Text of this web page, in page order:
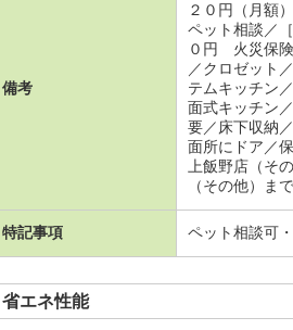
備考
２０円（月額
ペット相談／
０円 火災保
／クロゼット
テムキッチン
面式キッチン
要／床下収納
面所にドア／
上飯野店（そ
（その他）ま
特記事項 ペット相談可
省エネ性能